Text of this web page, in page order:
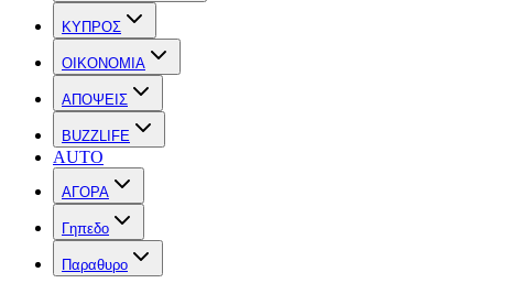
ΚΥΠΡΟΣ
OIKONOMIA
ΑΠΟΨΕΙΣ
BUZZLIFE
AUTO
ΑΓΟΡΑ
Γηπεδο
Παραθυρο